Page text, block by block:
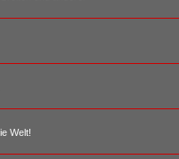
Welt!